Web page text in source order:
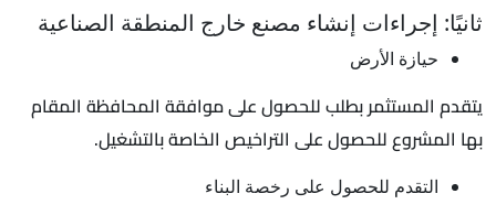
ثانيًا: إجراءات إنشاء مصنع خارج المنطقة الصناعية
حيازة الأرض
يتقدم المستثمر بطلب للحصول على موافقة المحافظة المقام
بها المشروع للحصول على التراخيص الخاصة بالتشغيل.
التقدم للحصول على رخصة البناء